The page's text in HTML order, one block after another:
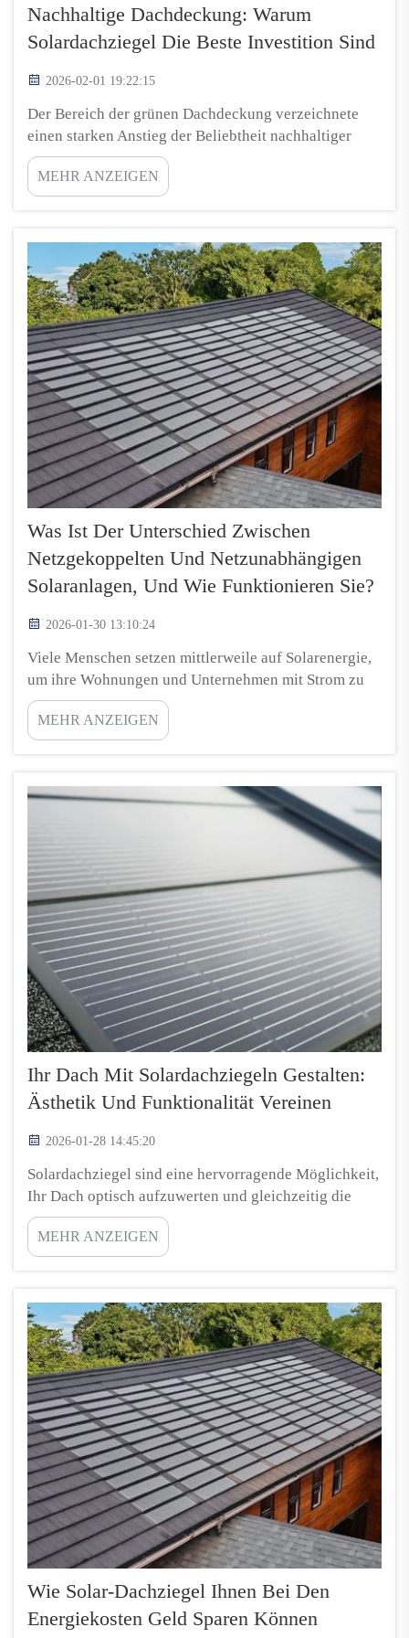
Nachhaltige Dachdeckung: Warum
Solardachziegel Die Beste Investition Sind
2026-02-01 19:22:15
Der Bereich der grünen Dachdeckung verzeichnete
einen starken Anstieg der Beliebtheit nachhaltiger
Dachdeckungslösungen, wobei Solardachziegel eine
der besten neu entwickelten Dachdeckungslösungen
darstellen. Diese Dächer sehen ansprechend aus und
sammeln …
MEHR ANZEIGEN
Was Ist Der Unterschied Zwischen
Netzgekoppelten Und Netzunabhängigen
Solaranlagen, Und Wie Funktionieren Sie?
2026-01-30 13:10:24
Viele Menschen setzen mittlerweile auf Solarenergie,
um ihre Wohnungen und Unternehmen mit Strom zu
versorgen. Solaranlagen gibt es im Allgemeinen in
zwei Varianten: netzgekoppelte und netzunabhängige
Systeme. Eine netzgekoppelte Anlage ist mit dem
Sonnenschein überschüssiger Strom einfach ins Netz
eingespeist werden kann...
MEHR ANZEIGEN
Ihr Dach Mit Solardachziegeln Gestalten:
Ästhetik Und Funktionalität Vereinen
2026-01-28 14:45:20
Solardachziegel sind eine hervorragende Möglichkeit,
Ihr Dach optisch aufzuwerten und gleichzeitig die
Umwelt zu schonen. Solarenergie ist ein Thema, das
immer mehr Menschen interessiert – und das ist gut
so. Mit Solardachziegeln können Sie Sonnenlicht in
MEHR ANZEIGEN
Wie Solar-Dachziegel Ihnen Bei Den
Energiekosten Geld Sparen Können